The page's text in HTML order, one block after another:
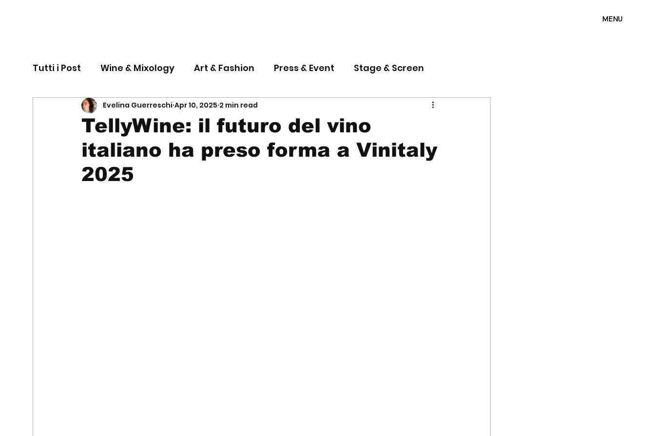
MENU
Tutti i Post Wine & Mixology Art & Fashion Press & Event Stage & Screen
TellyWine: il futuro del vino
italiano ha preso forma a Vinitaly
2025
Evelina Guerreschi Apr 10, 2025 2 min read